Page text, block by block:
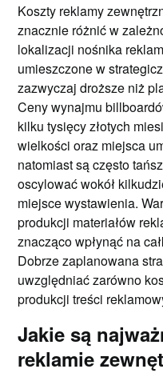
Koszty reklamy
znacznie różnić w
lokalizacji nośnika
umieszczone w
zazwyczaj droższe niż
Ceny wynajmu
kilku tysięcy złotych
wielkości oraz miejsca
natomiast są często
oscylować wokół
miejsce wystawienia.
produkcji materiałów
znacząco wpłynąć na
Dobrze zaplanowana
uwzględniać zarówno
produkcji treści
Jakie są
reklamie